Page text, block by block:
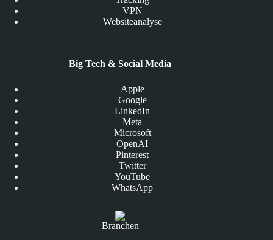
VPN
Websiteanalyse
Big Tech & Social Media
Apple
Google
LinkedIn
Meta
Microsoft
OpenAI
Pinterest
Twitter
YouTube
WhatsApp
Branchen